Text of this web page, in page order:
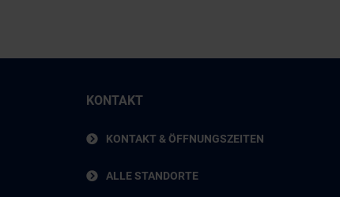
KONTAKT
KONTAKT & ÖFFNUNGSZEITEN
ALLE STANDORTE